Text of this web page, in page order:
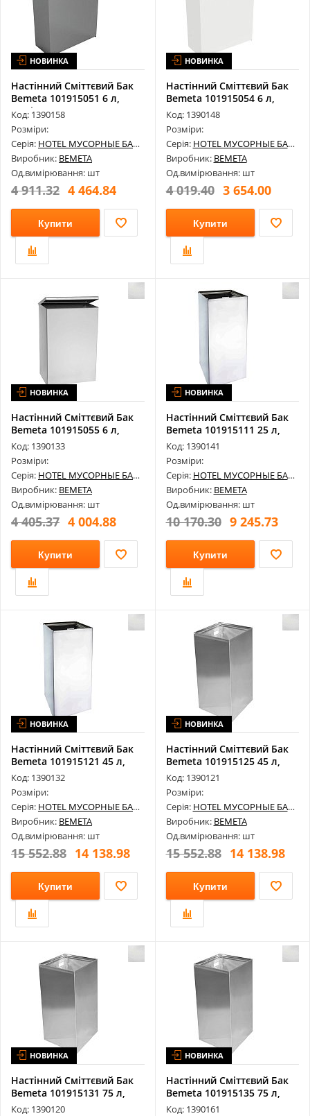
НОВИНКА
Настінний Сміттєвий Бак
Bemeta 101915051 6 л,
Поліро...
Код: 1390158
Розміри:
Серія: HOTEL МУСОРНЫЕ БАКИ
Виробник: BEMETA
Од.вимірювання: шт
4 911.32 4 464.84
Купити
НОВИНКА
Настінний Сміттєвий Бак
Bemeta 101915054 6 л,
Нержав...
Код: 1390148
Розміри:
Серія: HOTEL МУСОРНЫЕ БАКИ
Виробник: BEMETA
Од.вимірювання: шт
4 019.40 3 654.00
Купити
НОВИНКА
Настінний Сміттєвий Бак
Bemeta 101915055 6 л,
Нержав...
Код: 1390133
Розміри:
Серія: HOTEL МУСОРНЫЕ БАКИ
Виробник: BEMETA
Од.вимірювання: шт
4 405.37 4 004.88
Купити
НОВИНКА
Настінний Сміттєвий Бак
Bemeta 101915111 25 л,
Нержа...
Код: 1390141
Розміри:
Серія: HOTEL МУСОРНЫЕ БАКИ
Виробник: BEMETA
Од.вимірювання: шт
10 170.30 9 245.73
Купити
НОВИНКА
Настінний Сміттєвий Бак
Bemeta 101915121 45 л,
Нержа...
Код: 1390132
Розміри:
Серія: HOTEL МУСОРНЫЕ БАКИ
Виробник: BEMETA
Од.вимірювання: шт
15 552.88 14 138.98
Купити
НОВИНКА
Настінний Сміттєвий Бак
Bemeta 101915125 45 л,
Нержа...
Код: 1390121
Розміри:
Серія: HOTEL МУСОРНЫЕ БАКИ
Виробник: BEMETA
Од.вимірювання: шт
15 552.88 14 138.98
Купити
НОВИНКА
Настінний Сміттєвий Бак
Bemeta 101915131 75 л,
Нержа...
Код: 1390120
НОВИНКА
Настінний Сміттєвий Бак
Bemeta 101915135 75 л,
Нержа...
Код: 1390161